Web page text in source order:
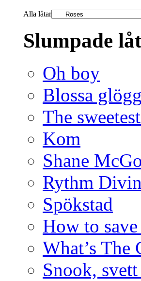
Alla låtar
Slumpade
Oh boy
Blossa glögg
The
Kom
Shane
Rythm
Spökstad
How to
What’s
Snook,